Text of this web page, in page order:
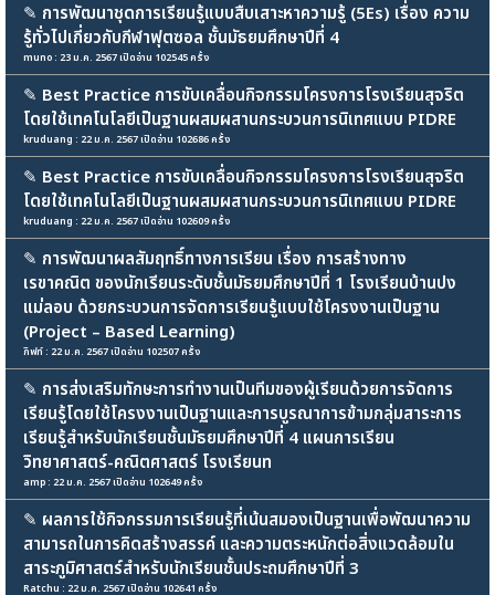
✎ การพัฒนาชุดการเรียนรู้แบบสืบเสาะหาความรู้ (5Es) เรื่อง ความ
รู้ทั่วไปเกี่ยวกับกีฬาฟุตซอล ชั้นมัธยมศึกษาปีที่ 4
muno : 23 ม.ค. 2567 เปิดอ่าน 102545 ครั้ง
✎ Best Practice การขับเคลื่อนกิจกรรมโครงการโรงเรียนสุจริต
โดยใช้เทคโนโลยีเป็นฐานผสมผสานกระบวนการนิเทศแบบ PIDRE
kruduang : 22 ม.ค. 2567 เปิดอ่าน 102686 ครั้ง
✎ Best Practice การขับเคลื่อนกิจกรรมโครงการโรงเรียนสุจริต
โดยใช้เทคโนโลยีเป็นฐานผสมผสานกระบวนการนิเทศแบบ PIDRE
kruduang : 22 ม.ค. 2567 เปิดอ่าน 102609 ครั้ง
✎ การพัฒนาผลสัมฤทธิ์ทางการเรียน เรื่อง การสร้างทาง
เรขาคณิต ของนักเรียนระดับชั้นมัธยมศึกษาปีที่ 1 โรงเรียนบ้านปง
แม่ลอบ ด้วยกระบวนการจัดการเรียนรู้แบบใช้โครงงานเป็นฐาน
(Project – Based Learning)
กิฟท์ : 22 ม.ค. 2567 เปิดอ่าน 102507 ครั้ง
✎ การส่งเสริมทักษะการทำงานเป็นทีมของผู้เรียนด้วยการจัดการ
เรียนรู้โดยใช้โครงงานเป็นฐานและการบูรณาการข้ามกลุ่มสาระการ
เรียนรู้สำหรับนักเรียนชั้นมัธยมศึกษาปีที่ 4 แผนการเรียน
วิทยาศาสตร์-คณิตศาสตร์ โรงเรียนท
amp : 22 ม.ค. 2567 เปิดอ่าน 102649 ครั้ง
✎ ผลการใช้กิจกรรมการเรียนรู้ที่เน้นสมองเป็นฐานเพื่อพัฒนาความ
สามารถในการคิดสร้างสรรค์ และความตระหนักต่อสิ่งแวดล้อมใน
สาระภูมิศาสตร์สำหรับนักเรียนชั้นประถมศึกษาปีที่ 3
Ratchu : 22 ม.ค. 2567 เปิดอ่าน 102641 ครั้ง